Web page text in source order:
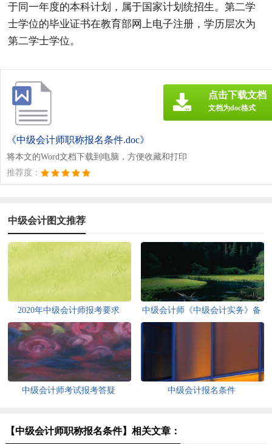
于同一年度的本科计划，属于国家计划统招生。第二学
士学位的毕业证书在教育部网上电子注册，学历层次为
第二学士学位。
《中级会计师职称报名条件.doc》
将本文的Word文档下载到电脑，方便收藏和打印
推荐度：
点击下载文档
文档为doc格式
中级会计图文推荐
2020年中级会计师报考要求
中级会计师《中级会计实务》备
中级会计师考试报考答疑 中级会计报名条件
【中级会计师职称报名条件】相关文章：